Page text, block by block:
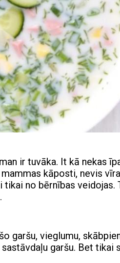
ir tuvāka. It kā nekas
kāposti, nevis
no bērnības veidojas.
garšu, vieglumu,
garšu. Bet tikai